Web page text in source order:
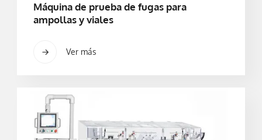
Máquina de prueba de fugas para
ampollas y viales
Ver más